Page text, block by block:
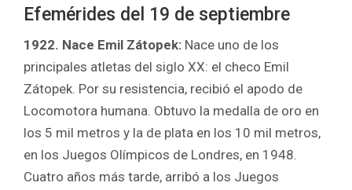
Efemérides del 19 de septiembre
1922. Nace Emil Zátopek: Nace uno de los
principales atletas del siglo XX: el checo Emil
Zátopek. Por su resistencia, recibió el apodo de
Locomotora humana. Obtuvo la medalla de oro en
los 5 mil metros y la de plata en los 10 mil metros,
en los Juegos Olímpicos de Londres, en 1948.
Cuatro años más tarde, arribó a los Juegos